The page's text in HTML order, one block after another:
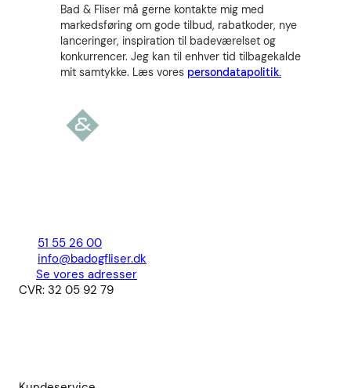
Bad & Fliser må gerne kontakte mig med
markedsføring om gode tilbud, rabatkoder, nye
lanceringer, inspiration til badeværelset og
konkurrencer. Jeg kan til enhver tid tilbagekalde
mit samtykke. Læs vores persondatapolitik.
51 55 26 00
info@badogfliser.dk
Se vores adresser
CVR: 32 05 92 79